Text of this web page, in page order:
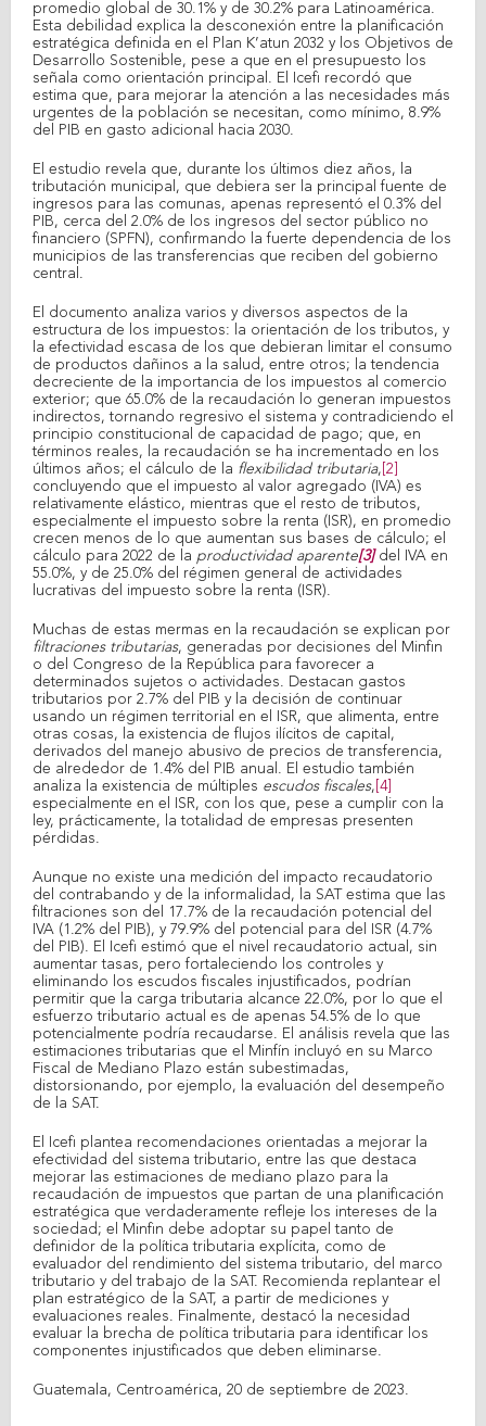
promedio global de 30.1% y de 30.2% para Latinoamérica.
Esta debilidad explica la desconexión entre la planificación
estratégica definida en el Plan K’atun 2032 y los Objetivos de
Desarrollo Sostenible, pese a que en el presupuesto los
señala como orientación principal. El Icefi recordó que
estima que, para mejorar la atención a las necesidades más
urgentes de la población se necesitan, como mínimo, 8.9%
del PIB en gasto adicional hacia 2030.
El estudio revela que, durante los últimos diez años, la
tributación municipal, que debiera ser la principal fuente de
ingresos para las comunas, apenas representó el 0.3% del
PIB, cerca del 2.0% de los ingresos del sector público no
financiero (SPFN), confirmando la fuerte dependencia de los
municipios de las transferencias que reciben del gobierno
central.
El documento analiza varios y diversos aspectos de la
estructura de los impuestos: la orientación de los tributos, y
la efectividad escasa de los que debieran limitar el consumo
de productos dañinos a la salud, entre otros; la tendencia
decreciente de la importancia de los impuestos al comercio
exterior; que 65.0% de la recaudación lo generan impuestos
indirectos, tornando regresivo el sistema y contradiciendo el
principio constitucional de capacidad de pago; que, en
términos reales, la recaudación se ha incrementado en los
últimos años; el cálculo de la flexibilidad tributaria, [2]
concluyendo que el impuesto al valor agregado (IVA) es
relativamente elástico, mientras que el resto de tributos,
especialmente el impuesto sobre la renta (ISR), en promedio
crecen menos de lo que aumentan sus bases de cálculo; el
cálculo para 2022 de la productividad aparente[3]del IVA en
55.0%, y de 25.0% del régimen general de actividades
lucrativas del impuesto sobre la renta (ISR).
Muchas de estas mermas en la recaudación se explican por
filtraciones tributarias, generadas por decisiones del Minfin
o del Congreso de la República para favorecer a
determinados sujetos o actividades. Destacan gastos
tributarios por 2.7% del PIB y la decisión de continuar
usando un régimen territorial en el ISR, que alimenta, entre
otras cosas, la existencia de flujos ilícitos de capital,
derivados del manejo abusivo de precios de transferencia,
de alrededor de 1.4% del PIB anual. El estudio también
analiza la existencia de múltiples escudos fiscales, [4]
especialmente en el ISR, con los que, pese a cumplir con la
ley, prácticamente, la totalidad de empresas presenten
pérdidas.
Aunque no existe una medición del impacto recaudatorio
del contrabando y de la informalidad, la SAT estima que las
filtraciones son del 17.7% de la recaudación potencial del
IVA (1.2% del PIB), y 79.9% del potencial para del ISR (4.7%
del PIB). El Icefi estimó que el nivel recaudatorio actual, sin
aumentar tasas, pero fortaleciendo los controles y
eliminando los escudos fiscales injustificados, podrían
permitir que la carga tributaria alcance 22.0%, por lo que el
esfuerzo tributario actual es de apenas 54.5% de lo que
potencialmente podría recaudarse. El análisis revela que las
estimaciones tributarias que el Minfín incluyó en su Marco
Fiscal de Mediano Plazo están subestimadas,
distorsionando, por ejemplo, la evaluación del desempeño
de la SAT.
El Icefi plantea recomendaciones orientadas a mejorar la
efectividad del sistema tributario, entre las que destaca
mejorar las estimaciones de mediano plazo para la
recaudación de impuestos que partan de una planificación
estratégica que verdaderamente refleje los intereses de la
sociedad; el Minfin debe adoptar su papel tanto de
definidor de la política tributaria explícita, como de
evaluador del rendimiento del sistema tributario, del marco
tributario y del trabajo de la SAT. Recomienda replantear el
plan estratégico de la SAT, a partir de mediciones y
evaluaciones reales. Finalmente, destacó la necesidad
evaluar la brecha de política tributaria para identificar los
componentes injustificados que deben eliminarse.
Guatemala, Centroamérica, 20 de septiembre de 2023.